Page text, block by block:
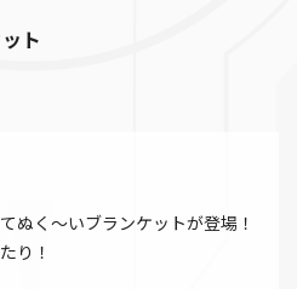
ト
く～いブランケットが登場！
り！